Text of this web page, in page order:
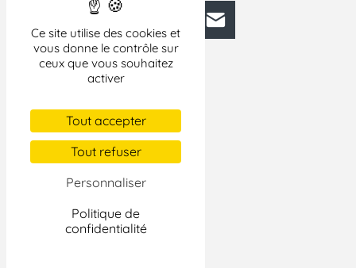
Ce site utilise des cookies et
vous donne le contrôle sur
ceux que vous souhaitez
activer
Tout accepter
Tout refuser
Personnaliser
Politique de
confidentialité
FacebookBlueskyMastodonLinkedIn